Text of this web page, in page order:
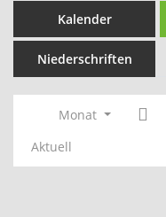
Kalender
Niederschriften
Monat
Aktuell